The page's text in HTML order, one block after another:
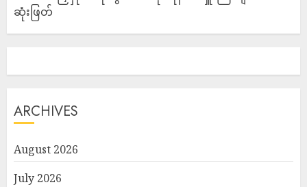
ဆုံးဖြတ်
ARCHIVES
August 2026
July 2026